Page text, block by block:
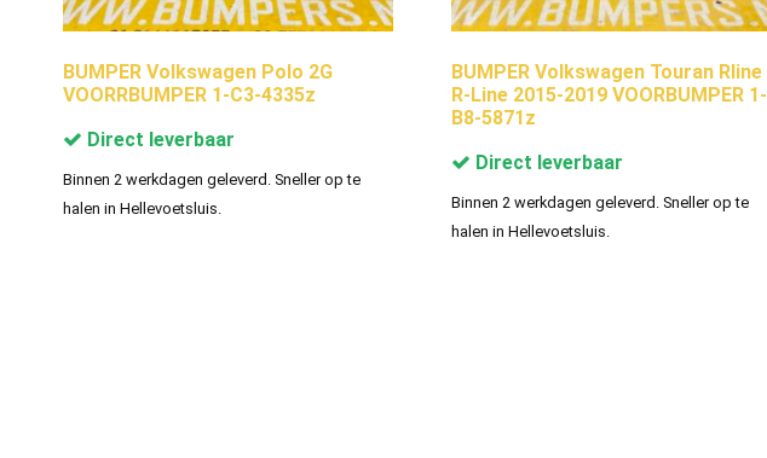
BUMPER Volkswagen Polo 2G
VOORRBUMPER 1-C3-4335z
Direct leverbaar
Binnen 2 werkdagen geleverd. Sneller op te
halen in Hellevoetsluis.
BUMPER Volkswagen Touran Rline
R-Line 2015-2019 VOORBUMPER 1-
B8-5871z
Direct leverbaar
Binnen 2 werkdagen geleverd. Sneller op te
halen in Hellevoetsluis.